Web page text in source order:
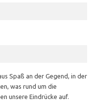
Spaß an der Gegend, in der
was rund um die
unsere Eindrücke auf.